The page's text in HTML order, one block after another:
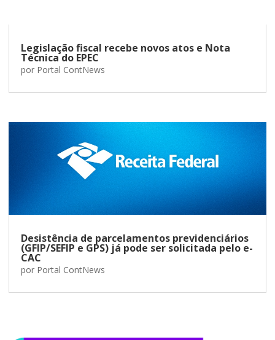
Legislação fiscal recebe novos atos e Nota
Técnica do EPEC
por Portal ContNews
Desistência de parcelamentos previdenciários
(GFIP/SEFIP e GPS) já pode ser solicitada pelo e-
CAC
por Portal ContNews